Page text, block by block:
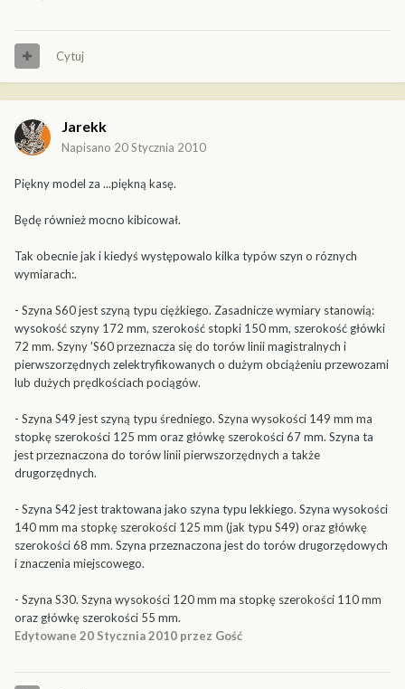
Cytuj
Jarekk
Napisano 20 Stycznia 2010
Piękny model za ...piękną kasę.
Będę również mocno kibicował.
Tak obecnie jak i kiedyś występowalo kilka typów szyn o róznych
wymiarach:.
- Szyna S60 jest szyną typu ciężkiego. Zasadnicze wymiary stanowią:
wysokość szyny 172 mm, szerokość stopki 150 mm, szerokość główki
72 mm. Szyny 'S60 przeznacza się do torów linii magistralnych i
pierwszorzędnych zelektryfikowanych o dużym obciążeniu przewozami
lub dużych prędkościach pociągów.
- Szyna S49 jest szyną typu średniego. Szyna wysokości 149 mm ma
stopkę szerokości 125 mm oraz główkę szerokości 67 mm. Szyna ta
jest przeznaczona do torów linii pierwszorzędnych a także
drugorzędnych.
- Szyna S42 jest traktowana jako szyna typu lekkiego. Szyna wysokości
140 mm ma stopkę szerokości 125 mm (jak typu S49) oraz główkę
szerokości 68 mm. Szyna przeznaczona jest do torów drugorzędowych
i znaczenia miejscowego.
- Szyna S30. Szyna wysokości 120 mm ma stopkę szerokości 110 mm
oraz główkę szerokości 55 mm.
Edytowane 20 Stycznia 2010 przez Gość